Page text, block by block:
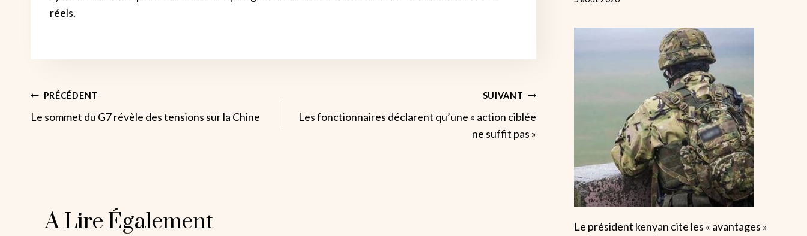
réels.
Navigation
PRÉCÉDENT
Le sommet du G7 révèle des tensions sur la Chine
SUIVANT
Les fonctionnaires déclarent qu’une « action ciblée
ne suffit pas »
A Lire Également
Le président kenyan cite les « avantages »